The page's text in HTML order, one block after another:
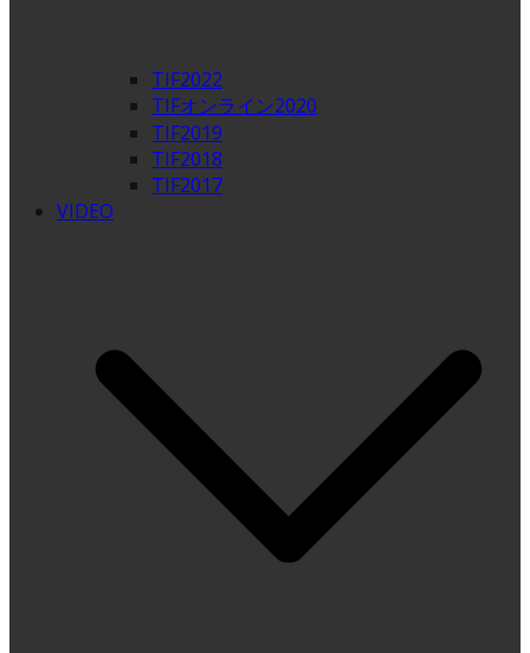
TIF2022
TIFオンライン2020
TIF2019
TIF2018
TIF2017
VIDEO